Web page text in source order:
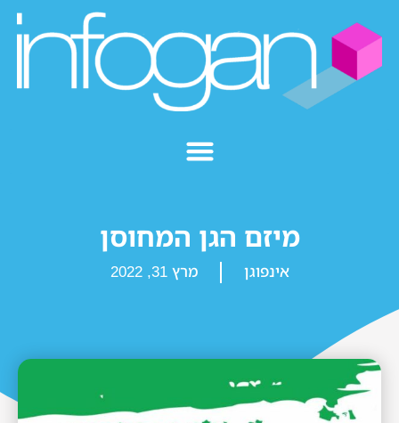
מיזם הגן המחוסן
אינפוגן מרץ 31, 2022